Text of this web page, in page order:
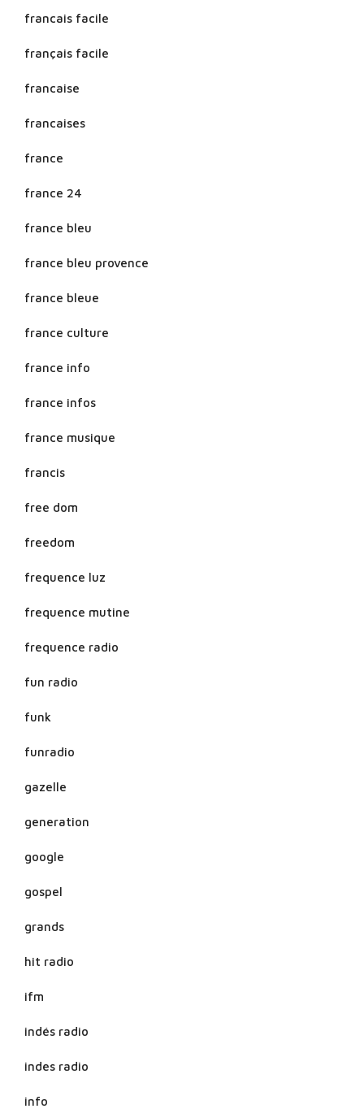
francais facile
français facile
francaise
francaises
france
france 24
france bleu
france bleu provence
france bleue
france culture
france info
france infos
france musique
francis
free dom
freedom
frequence luz
frequence mutine
frequence radio
fun radio
funk
funradio
gazelle
generation
google
gospel
grands
hit radio
ifm
indés radio
indes radio
info